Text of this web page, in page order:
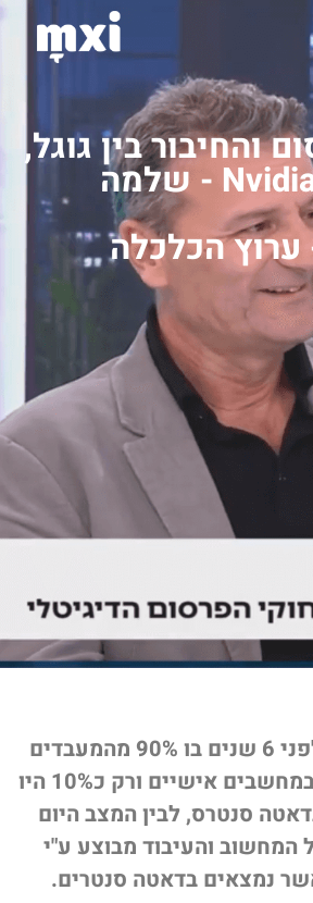
בין גוגל,
פייסבוק ו Nvidia - שלמה
המעבר בין עולם לפני 6 שנים בו 90% מהמעבדים
וכח המחשוב היה במחשבים אישיים ורק כ10% היו
סנטרס, לבין המצב היום
והעיבוד מבוצע ע"י
נמצאים בדאטה סנטרים.